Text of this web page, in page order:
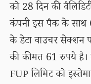
को 28 दिन की
कंपनी इस पैक के साथ
के डेटा वाउचर सेक्शन
की कीमत 61 रुपये
FUP लिमिट को